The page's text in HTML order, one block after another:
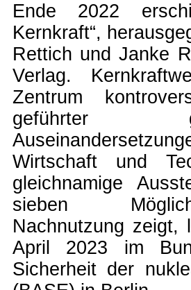
Ende 2022
Kernkraft“,
Rettich und Janke
Verlag.
Zentrum
geführter
Wirtschaft und
gleichnamige
sieben
Nachnutzung
April 2023 im
Sicherheit der